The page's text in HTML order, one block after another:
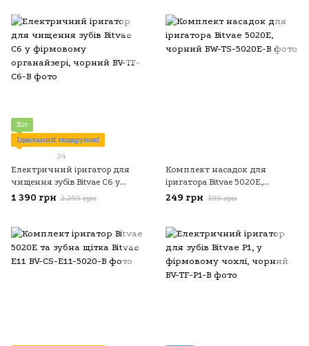
Хіт
Ідеальний подарунок!
24
Електричний іригатор для
чищення зубів Bitvae C6 у
фірмовому органайзері,
1 390 грн 2 299 грн
Комплект насадок для
іригатора Bitvae 5020E,
чорний
249 грн 399 грн